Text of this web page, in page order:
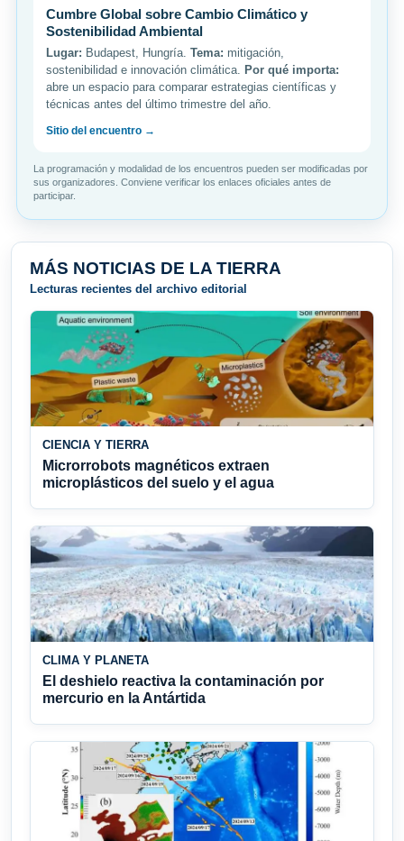
Cumbre Global sobre Cambio Climático y
Sostenibilidad Ambiental
Lugar: Budapest, Hungría. Tema: mitigación,
sostenibilidad e innovación climática. Por qué importa:
abre un espacio para comparar estrategias científicas y
técnicas antes del último trimestre del año.
Sitio del encuentro →
La programación y modalidad de los encuentros pueden ser modificadas por
sus organizadores. Conviene verificar los enlaces oficiales antes de
participar.
MÁS NOTICIAS DE LA TIERRA
Lecturas recientes del archivo editorial
CIENCIA Y TIERRA
Microrrobots magnéticos extraen
microplásticos del suelo y el agua
CLIMA Y PLANETA
El deshielo reactiva la contaminación por
mercurio en la Antártida